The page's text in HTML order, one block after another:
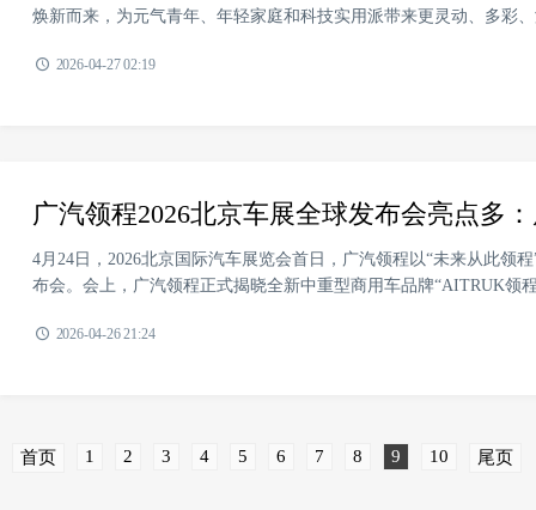
焕新而来，为元气青年、年轻家庭和科技实用派带来更灵动、多彩
2026-04-27 02:19
广汽领程2026北京车展全球发布会亮点多
4月24日，2026北京国际汽车展览会首日，广汽领程以“未来从此领
布会。会上，广汽领程正式揭晓全新中重型商用车品牌“AITRUK领
2026-04-26 21:24
首页 1 2 3 4 5 6 7 8 9 10 尾页